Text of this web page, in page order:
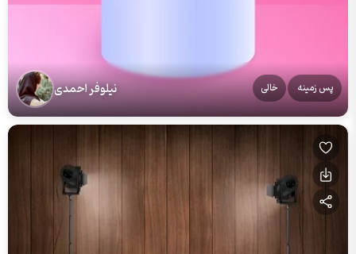
پس زمینه خالی نیلوفر احمدی